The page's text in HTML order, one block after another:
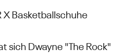
X Basketballschuhe
sich Dwayne "The Rock"